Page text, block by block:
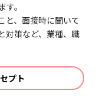
。
と、面接時に聞いて
対策など、業種、職
プト